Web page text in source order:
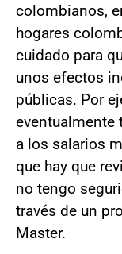
colombianos,
hogares
cuidado para
unos efectos
públicas. Por
eventualmente
a los salarios
que hay que
no tengo
través de un
Master.